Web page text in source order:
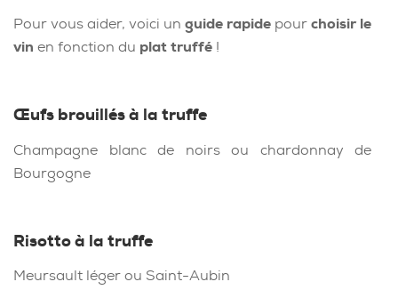
Pour vous aider, voici un guide rapide pourchoisir le
vin en fonction du plat truffé !
Œufs brouillés à la truffe
Champagne blanc de noirs ou chardonnay de
Bourgogne
Risotto à la truffe
Meursault léger ou Saint-Aubin